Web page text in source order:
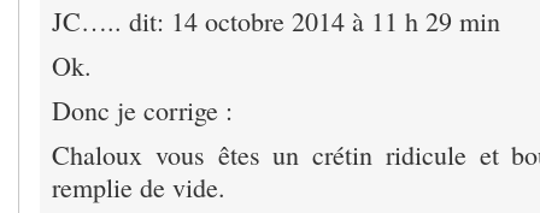
JC….. dit: 14 octobre 2014 à 11 h 29 min
Ok.
Donc je corrige :
Chaloux vous êtes un crétin ridicule et
remplie de vide.